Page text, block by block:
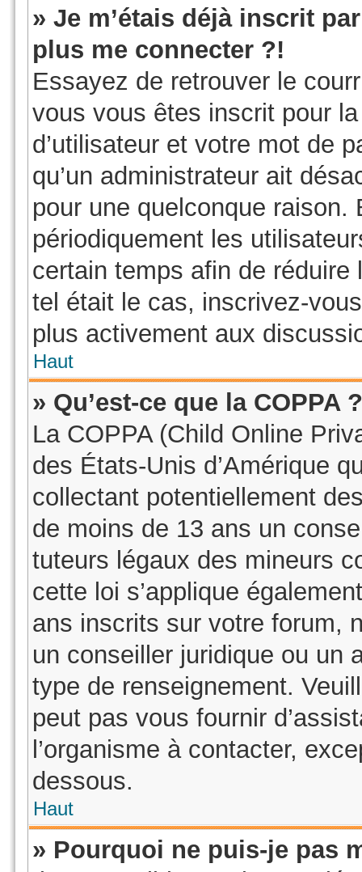
» Je m’étais déjà inscrit
plus me connecter ?!
Essayez de retrouver le
vous vous êtes inscrit pour
d’utilisateur et votre mot de
qu’un administrateur ait
pour une quelconque
périodiquement les
certain temps afin de
tel était le cas, inscrivez-
plus activement aux
Haut
» Qu’est-ce que la COPPA ?
La COPPA (Child Online
des États-Unis d’Amérique
collectant potentiellement
de moins de 13 ans un
tuteurs légaux des mineurs
cette loi s’applique
ans inscrits sur votre forum,
un conseiller juridique ou un
type de renseignement.
peut pas vous fournir
l’organisme à contacter,
dessous.
Haut
» Pourquoi ne puis-je pas